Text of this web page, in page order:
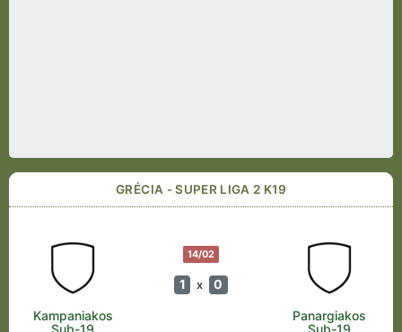
GRÉCIA - SUPER LIGA 2 K19
14/02
1 x 0
Kampaniakos
Sub-19
Panargiakos
Sub-19